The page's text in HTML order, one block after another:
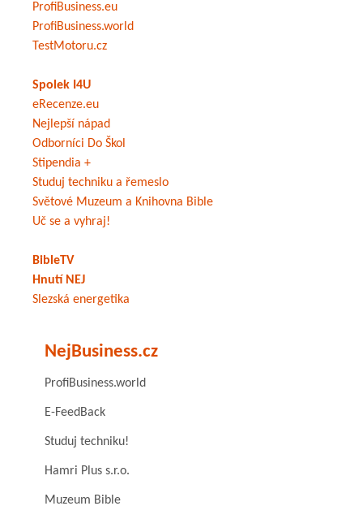
ProfiBusiness.eu
ProfiBusiness.world
TestMotoru.cz
Spolek I4U
eRecenze.eu
Nejlepší nápad
Odborníci Do Škol
Stipendia +
Studuj techniku a řemeslo
Světové Muzeum a Knihovna Bible
Uč se a vyhraj!
BibleTV
Hnutí NEJ
Slezská energetika
NejBusiness.cz
ProfiBusiness.world
E-FeedBack
Studuj techniku!
Hamri Plus s.r.o.
Muzeum Bible